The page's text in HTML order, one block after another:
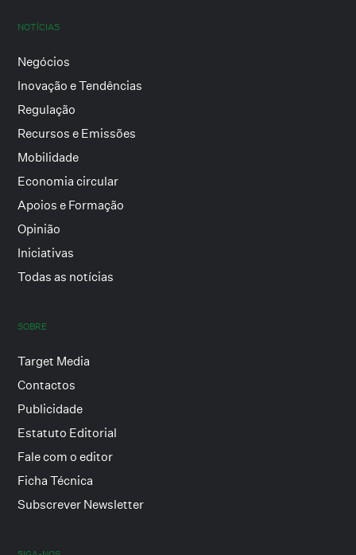
NOTÍCIAS
Negócios
Inovação e Tendências
Regulação
Recursos e Emissões
Mobilidade
Economia circular
Apoios e Formação
Opinião
Iniciativas
Todas as notícias
SOBRE
Target Media
Contactos
Publicidade
Estatuto Editorial
Fale com o editor
Ficha Técnica
Subscrever Newsletter